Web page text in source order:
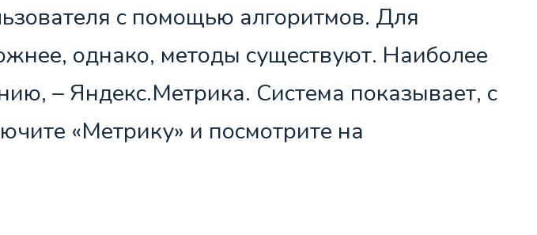
с помощью алгоритмов. Для
однако, методы существуют. Наиболее
– Яндекс.Метрика. Система показывает, с
«Метрику» и посмотрите на